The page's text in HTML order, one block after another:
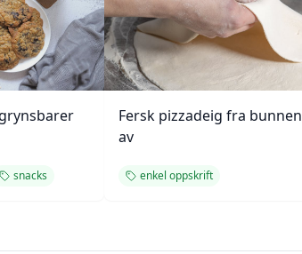
snacks
Fersk pizzadeig fra bunnen
av
enkel oppskrift